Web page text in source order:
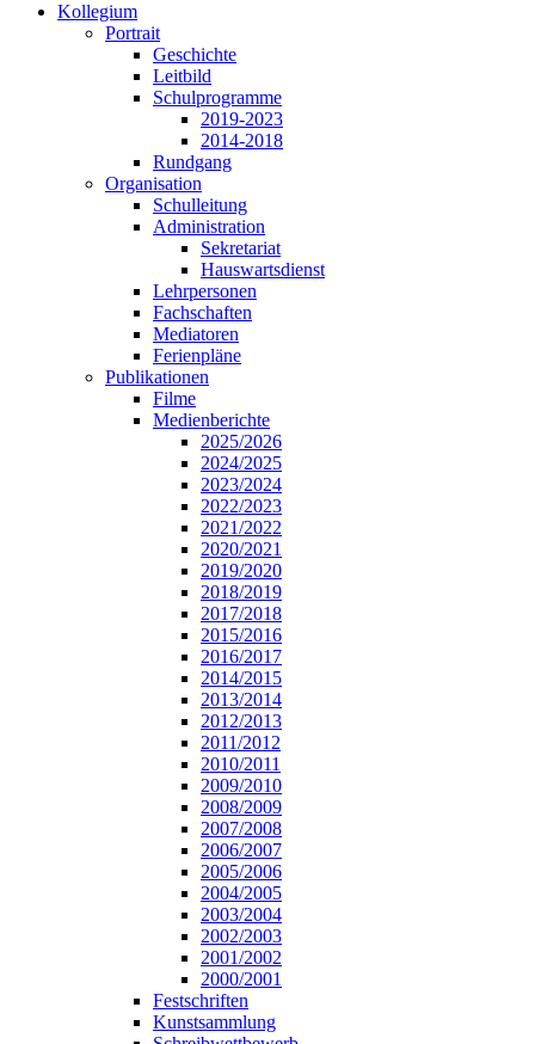
Kollegium
Portrait
Geschichte
Leitbild
Schulprogramme
2019-2023
2014-2018
Rundgang
Organisation
Schulleitung
Administration
Sekretariat
Hauswartsdienst
Lehrpersonen
Fachschaften
Mediatoren
Ferienpläne
Publikationen
Filme
Medienberichte
2025/2026
2024/2025
2023/2024
2022/2023
2021/2022
2020/2021
2019/2020
2018/2019
2017/2018
2015/2016
2016/2017
2014/2015
2013/2014
2012/2013
2011/2012
2010/2011
2009/2010
2008/2009
2007/2008
2006/2007
2005/2006
2004/2005
2003/2004
2002/2003
2001/2002
2000/2001
Festschriften
Kunstsammlung